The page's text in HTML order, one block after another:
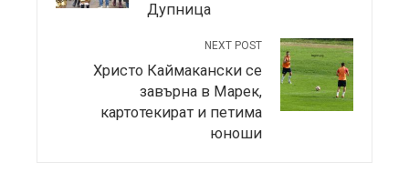
Дупница
NEXT POST
Христо Каймакански се
завърна в Марек,
картотекират и петима
юноши